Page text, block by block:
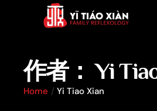
作者：Yi
Home / Yi Tiao Xian